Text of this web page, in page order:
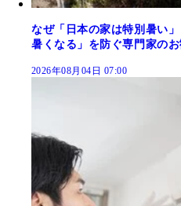
なぜ「日本の家は特別暑い
暑くなる」を防ぐ専門家の
2026年08月04日 07:00